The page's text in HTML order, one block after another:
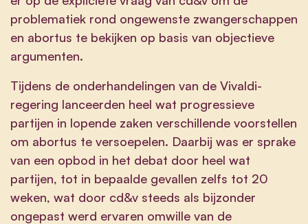
problematiek rond ongewenste zwangerschappen
en abortus te bekijken op basis van objectieve
argumenten.
Tijdens de onderhandelingen van de Vivaldi-
regering lanceerden heel wat progressieve
partijen in lopende zaken verschillende voorstellen
om abortus te versoepelen. Daarbij was er sprake
van een opbod in het debat door heel wat
partijen, tot in bepaalde gevallen zelfs tot 20
weken, wat door cd&v steeds als bijzonder
ongepast werd ervaren omwille van de